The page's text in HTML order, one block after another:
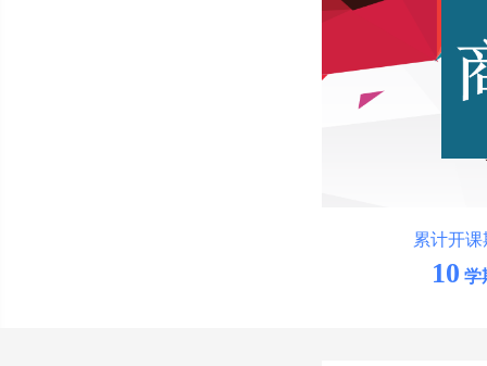
累计开课
10 学